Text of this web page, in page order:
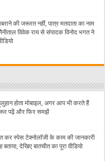
की जरूरत नहीं, पात्र मतदाता का नाम
विवेक राय से संपादक विनोद भगत ने
होता मोबाइल, अगर आप भी करते हैं
पढ़ें और फिर समझें
कर स्पेस टेक्नोलॉजी के काम की जानकारी
देखिए बातचीत का पूरा वीडियो